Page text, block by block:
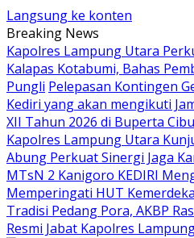
Langsung ke konten
Breaking News
Kapolres Lampung Utara
Kalapas Kotabumi, Bahas
Pungli Pelepasan Kontingen
Kediri yang akan mengikuti
XII Tahun 2026 di Buperta
Kapolres Lampung Utara
Abung Perkuat Sinergi Jaga
MTsN 2 Kanigoro KEDIRI
Memperingati HUT
Tradisi Pedang Pora, AKBP
Resmi Jabat Kapolres